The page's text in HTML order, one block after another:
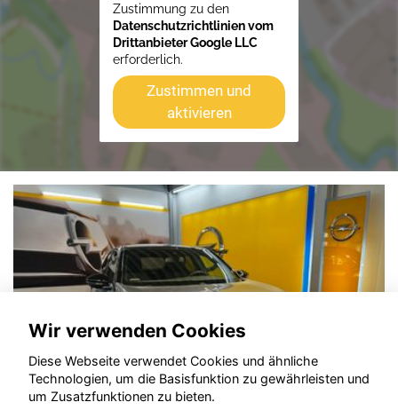
Zustimmung zu den
Datenschutzrichtlinien vom
Drittanbieter Google LLC
erforderlich.
Zustimmen und
aktivieren
Wir verwenden Cookies
Diese Webseite verwendet Cookies und ähnliche
Technologien, um die Basisfunktion zu gewährleisten und
um Zusatzfunktionen zu bieten.